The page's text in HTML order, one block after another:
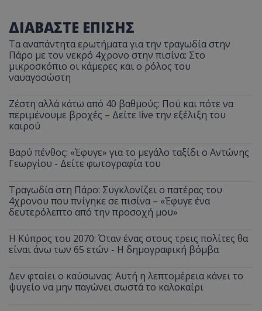
ΔΙΑΒΑΣΤΕ ΕΠΙΣΗΣ
Τα αναπάντητα ερωτήματα για την τραγωδία στην
Πάρο με τον νεκρό 4χρονο στην πισίνα: Στο
μικροσκόπιο οι κάμερες και ο ρόλος του
ναυαγοσώστη
Ζέστη αλλά κάτω από 40 βαθμούς: Πού και πότε να
περιμένουμε βροχές – Δείτε live την εξέλιξη του
καιρού
Βαρύ πένθος: «Έφυγε» για το μεγάλο ταξίδι ο Αντώνης
Γεωργίου - Δείτε φωτογραφία του
Τραγωδία στη Πάρο: Συγκλονίζει ο πατέρας του
4χρονου που πνίγηκε σε πισίνα – «Έφυγε ένα
δευτερόλεπτο από την προσοχή μου»
Η Κύπρος του 2070: Όταν ένας στους τρεις πολίτες θα
είναι άνω των 65 ετών - Η δημογραφική βόμβα
Δεν φταίει ο καύσωνας: Αυτή η λεπτομέρεια κάνει το
ψυγείο να μην παγώνει σωστά το καλοκαίρι